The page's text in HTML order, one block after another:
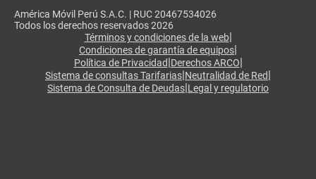
América Móvil Perú S.A.C. | RUC 20467534026
Todos los derechos reservados 2026
Términos y condiciones de la web|
Condiciones de garantía de equipos|
Política de Privacidad|Derechos ARCO|
Sistema de consultas Tarifarias|Neutralidad de Red|
Sistema de Consulta de Deudas|Legal y regulatorio